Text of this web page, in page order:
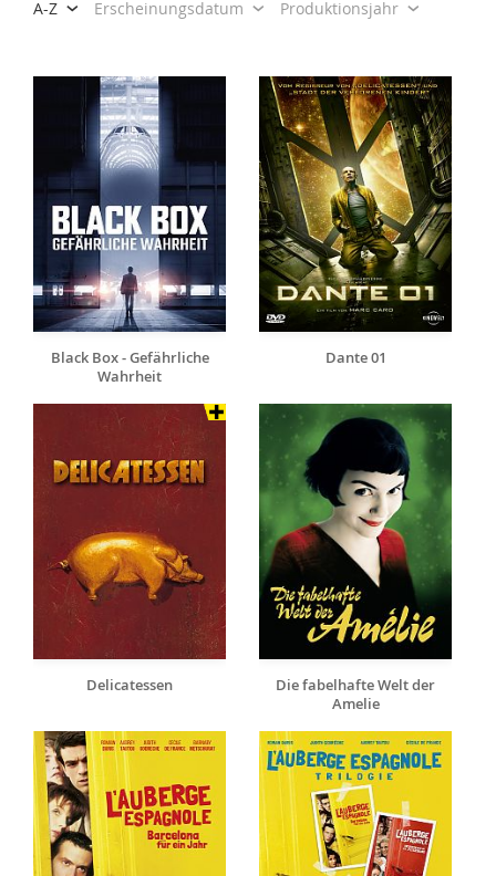
A-Z
Erscheinungsdatum Produktionsjahr
Black Box - Gefährliche
Wahrheit
Dante 01
Delicatessen
Die fabelhafte Welt der
Amelie